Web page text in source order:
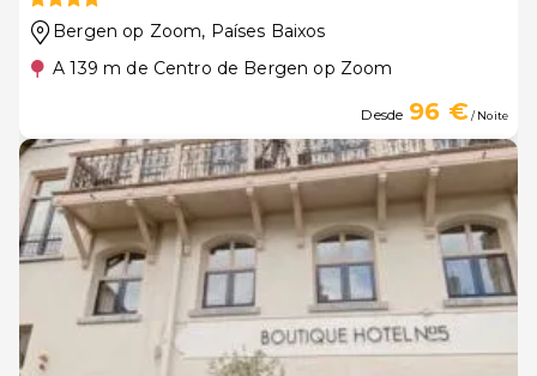
Bergen op Zoom, Países Baixos
A 139 m de Centro de Bergen op Zoom
Desde 96 €/ Noite